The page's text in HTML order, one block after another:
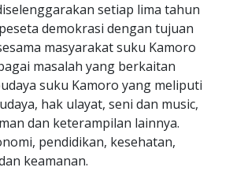
setiap lima tahun
demokrasi dengan tujuan
masyarakat suku Kamoro
masalah yang berkaitan
suku Kamoro yang meliputi
hak ulayat, seni dan music,
dan keterampilan lainnya.
pendidikan, kesehatan,
keamanan.